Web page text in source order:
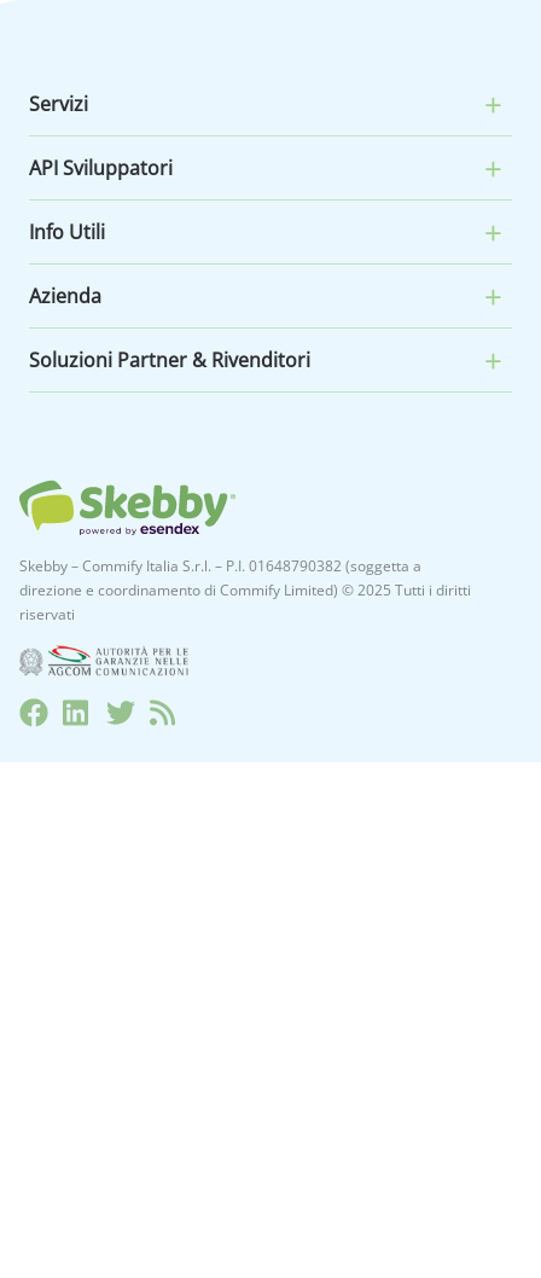
Servizi
API Sviluppatori
Info Utili
Azienda
Soluzioni Partner & Rivenditori
Skebby – Commify Italia S.r.l. – P.I. 01648790382 (soggetta a
direzione e coordinamento di Commify Limited) © 2025 Tutti i diritti
riservati